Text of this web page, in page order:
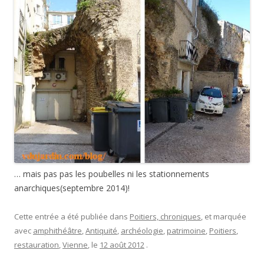
… mais pas pas les poubelles ni les stationnements
anarchiques(septembre 2014)!
Cette entrée a été publiée dans Poitiers, chroniques, et marquée
avec amphithéâtre,Antiquité, archéologie, patrimoine, Poitiers,
restauration,Vienne, le 12 août 2012 .